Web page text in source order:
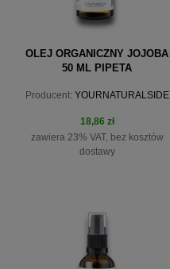
OLEJ ORGANICZNY JOJOBA
50 ML PIPETA
Producent: YOURNATURALSIDE
18,86 zł
zawiera 23% VAT, bez kosztów
dostawy
do koszyka